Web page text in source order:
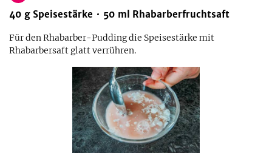
40 g Speisestärke 50 ml Rhabarberfruchtsaft
Für den Rhabarber-Pudding die Speisestärke mit
Rhabarbersaft glatt verrühren.